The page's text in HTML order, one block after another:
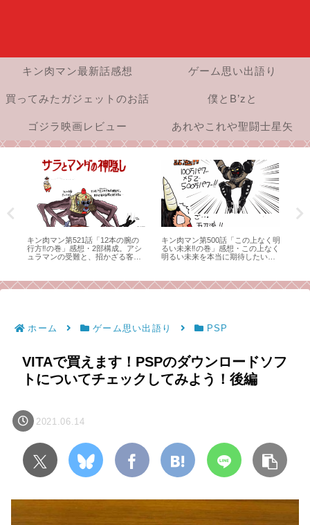
キン肉マン最新話感想 ゲーム思い出語り
買ってみたガジェットのお話 僕とB’zと
ゴジラ映画レビュー あれやこれや聖闘士星矢
キン肉マン第521話「12本の腕の
行方‼の巻」感想・2部構成。アシ
ュラマンの受難と、招かざる客
キン肉マン第500話「この上なく明
るい未来‼の巻」感想・この上なく
明るい未来を本当に期待したい、
ホーム ゲーム思い出語り PSP
VITAで買えます！PSPのダウンロードソフ
トについてチェックしてみよう！後編
2021.06.14